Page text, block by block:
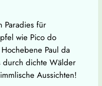
Paradies für
wie Pico do
Paul da
durch dichte Wälder
Aussichten!